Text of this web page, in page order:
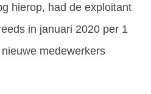
hierop, had de exploitant
in januari 2020 per 1
medewerkers